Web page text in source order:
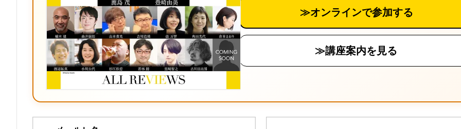
≫オンラインで参加する
≫講座案内を見る